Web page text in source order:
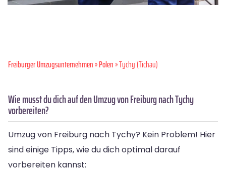
Freiburger Umzugsunternehmen»Polen» Tychy (Tichau)
Wie musst du dich auf den Umzug von Freiburg nach Tychy
vorbereiten?
Umzug von Freiburg nach Tychy? Kein Problem! Hier
sind einige Tipps, wie du dich optimal darauf
vorbereiten kannst: